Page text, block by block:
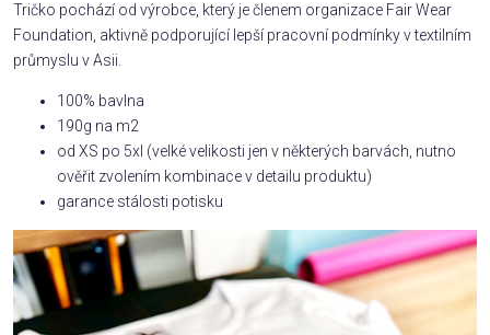
Tričko pochází od výrobce, který je členem organizace Fair Wear
Foundation, aktivně podporující lepší pracovní podmínky v textilním
průmyslu v Asii.
100% bavlna
190g na m2
od XS po 5xl (velké velikosti jen v některých barvách, nutno
ověřit zvolením kombinace v detailu produktu)
garance stálosti potisku